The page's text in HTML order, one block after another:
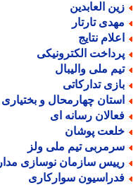
العابدین
تارتار
نتایج
الکترونیکی
ملی والیبال
تدارکاتی
چهارمحال و بختیاری
رسانه ای
پوشان
تیم ملی ولز
سازمان نوسازی مدارس
سوارکاری